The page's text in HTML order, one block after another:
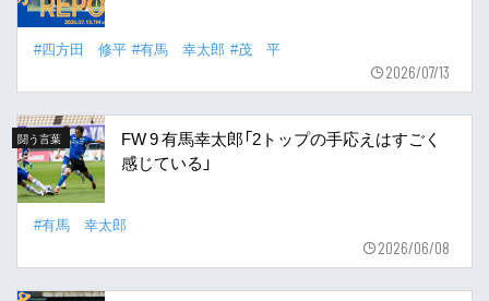
#四方田 修平 #有馬 幸太郎 #茂 平
2026/07/13
闘う言葉
FW 9 有馬幸太郎「2トップの手応えはすごく
感じている」
#有馬 幸太郎
2026/06/08